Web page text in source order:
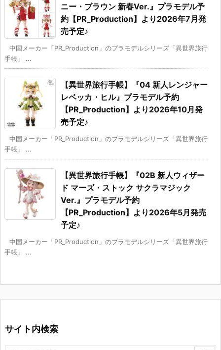
ニー・ブラウン 新春Ver.』プラモデル予
約【PR_Production】より2026年7月発
売予定♪
中国メーカー「PR_Production」のプラモデルシリーズ「異世界旅行
手帳」 ...
【異世界旅行手帳】『04 新人レンジャー
レベッカ・ヒル』プラモデル予約
【PR_Production】より2026年10月発
売予定♪
中国メーカー「PR_Production」のプラモデルシリーズ「異世界旅行
手帳」 ...
【異世界旅行手帳】『02B 新人ウィザー
ド マーズ・ストック サクラマジック
Ver.』プラモデル予約
【PR_Production】より2026年5月発売
予定♪
中国メーカー「PR_Production」のプラモデルシリーズ「異世界旅行
手帳」 ...
サイト内検索